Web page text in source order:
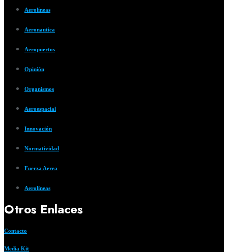
Aerolíneas
Aeronautica
Aeropuertos
Opinión
Organismos
Aeroespacial
Innovación
Normatividad
Fuerza Aerea
Aerolíneas
Otros Enlaces
Contacto
Media Kit